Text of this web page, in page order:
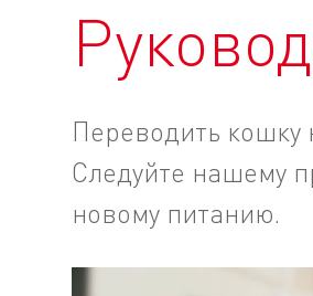
Переводить кошку
Следуйте нашему
новому питанию.